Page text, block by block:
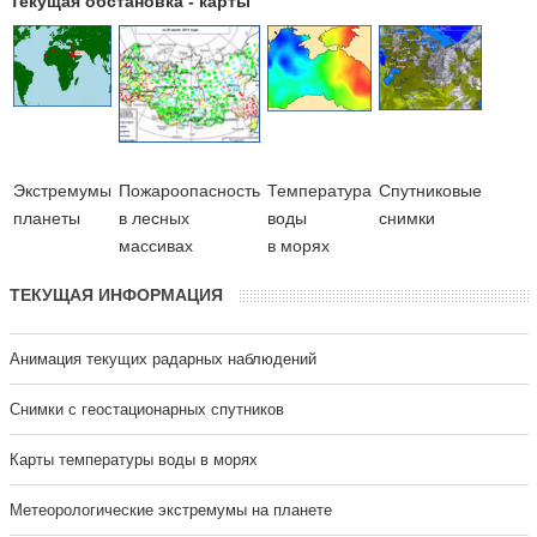
Экстремумы
планеты
Пожароопасность
в лесных
массивах
Температура
воды
в морях
Cпутниковые
снимки
ТЕКУЩАЯ ИНФОРМАЦИЯ
Анимация текущих радарных наблюдений
Cнимки с геостационарных спутников
Карты температуры воды в морях
Метеорологические экстремумы на планете